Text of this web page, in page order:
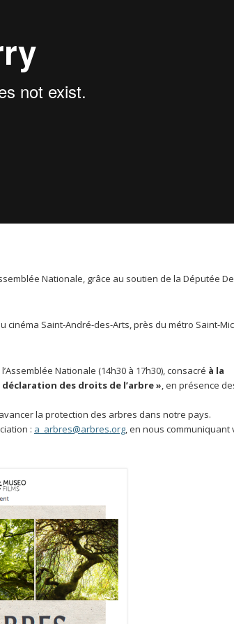
Nationale, grâce au soutien de la Députée
cinéma Saint-André-des-Arts, près du métro Saint-
Nationale (14h30 à 17h30), consacré à la
des droits de l’arbre », en présence
la protection des arbres dans notre pays.
: a_arbres@arbres.org, en nous communiquant